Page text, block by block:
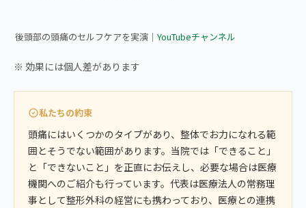
後頭部の頭痛のセルフケアを実演｜ YouTubeチャンネル
※ 効果には個人差があります
私たちの約束
頭痛にはいくつかのタイプがあり、整体でお力になれる範
囲とそうでない範囲があります。当院では「できること」
と「できないこと」を正直にお伝えし、必要な場合は医療
機関へのご紹介も行っています。代表は医療法人の常務理
事として整形外科の経営にも携わっており、医療との連携